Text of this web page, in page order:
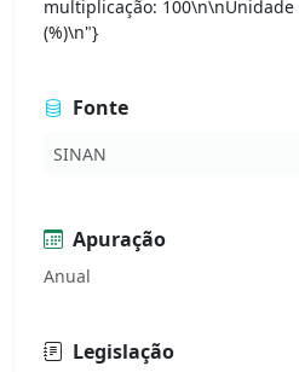
multiplicação:
(%)\n"}
Fonte
SINAN
Apuração
Anual
Legislação